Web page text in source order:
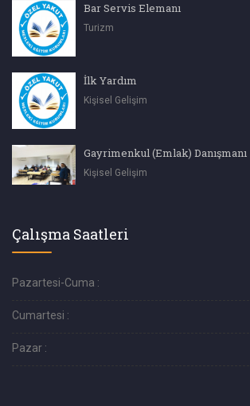
Bar Servis Elemanı
Turizm
İlk Yardım
Kişisel Gelişim
Gayrimenkul (Emlak) Danışmanı
Kişisel Gelişim
Çalışma Saatleri
Pazartesi-Cuma :
Cumartesi :
Pazar :